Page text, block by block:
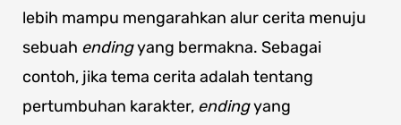
lebih mampu mengarahkan alur cerita menuju
sebuah endingyang bermakna. Sebagai
contoh, jika tema cerita adalah tentang
pertumbuhan karakter, endingyang